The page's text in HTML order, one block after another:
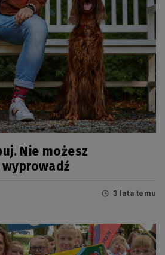
Nie możesz
3 lata temu